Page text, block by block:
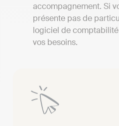
accompagnement. Si
présente pas de
logiciel de
vos besoins.